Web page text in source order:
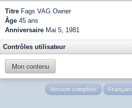
Titre Fags VAG Owner
Âge 45 ans
Anniversaire Mai 5, 1981
Contrôles utilisateur
Mon contenu
Version complète